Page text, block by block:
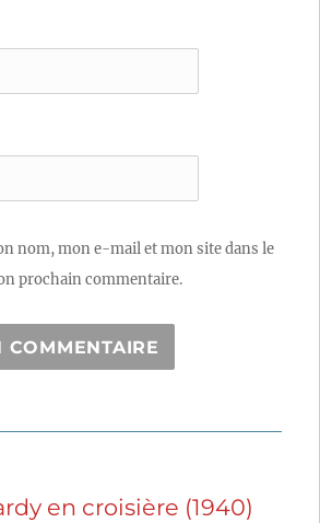
nom, mon e-mail et mon site dans le
prochain commentaire.
en croisière (1940)